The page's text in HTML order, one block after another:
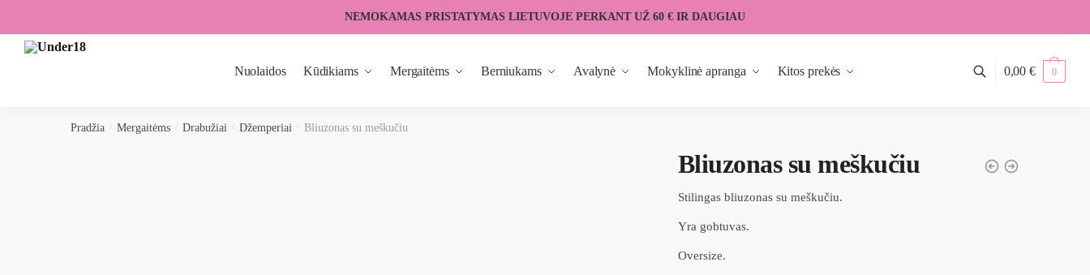
navigation
content
NEMOKAMAS PRISTATYMAS LIETUVOJE PERKANT UŽ 60 € IR DAUGIAU
Nuolaidos Kūdikiams Mergaitėms Berniukams Avalynė Mokyklinė apranga Kitos prekės 0,00€ 0
Pradžia Mergaitėms Drabužiai Džemperiai Bliuzonas su meškučiu
Bliuzonas su meškučiu
Stilingas bliuzonas su meškučiu.
Yra gobtuvas.
Oversize.